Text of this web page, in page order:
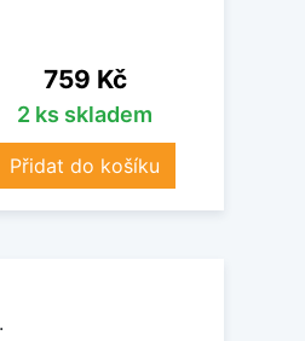
Cena
759 Kč
2 ks skladem
Přidat do košíku